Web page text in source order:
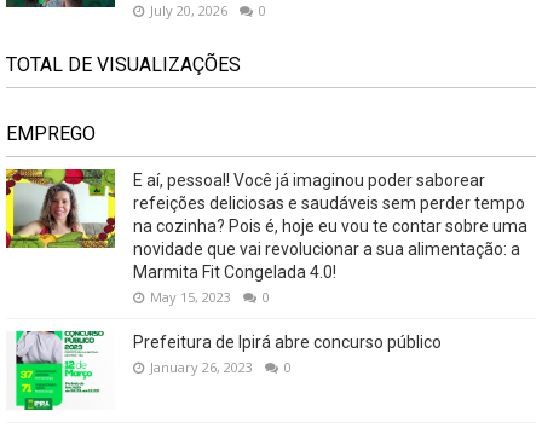
July 20, 2026 0
TOTAL DE VISUALIZAÇÕES
EMPREGO
E aí, pessoal! Você já imaginou poder saborear
refeições deliciosas e saudáveis ​​sem perder tempo
na cozinha? Pois é, hoje eu vou te contar sobre uma
novidade que vai revolucionar a sua alimentação: a
Marmita Fit Congelada 4.0!
May 15, 2023 0
Prefeitura de Ipirá abre concurso público
January 26, 2023 0